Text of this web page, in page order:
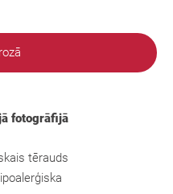
fotogrāfijā
tērauds